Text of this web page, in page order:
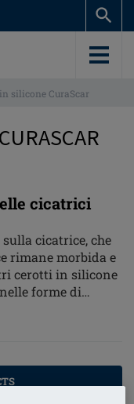
silicone CuraScar
cicatrici
cicatrice, che
rimane morbida e
cerotti in silicone
forme di
rispondere ai
perchè usare